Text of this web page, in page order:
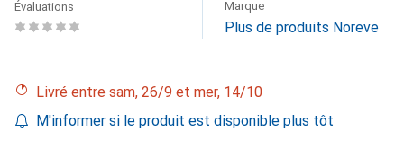
Évaluations Marque
Plus de produits Noreve
Livré entre sam, 26/9 et mer, 14/10
M'informer si le produit est disponible plus tôt